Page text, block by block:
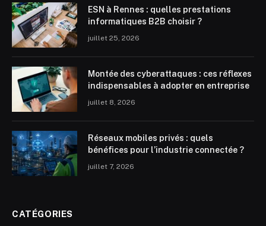
ESN à Rennes : quelles prestations
informatiques B2B choisir ?
juillet 25, 2026
Montée des cyberattaques : ces réflexes
indispensables à adopter en entreprise
juillet 8, 2026
Réseaux mobiles privés : quels
bénéfices pour l’industrie connectée ?
juillet 7, 2026
CATÉGORIES